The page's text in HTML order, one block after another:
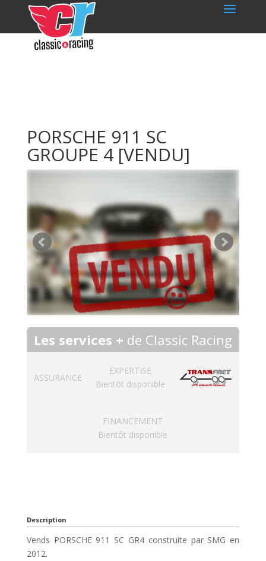
PORSCHE 911 SC
GROUPE 4 [VENDU]
Les services + de Classic Racing
ASSURANCE
EXPERTISE
Bientôt disponible
FINANCEMENT
Bientôt disponible
Description
Vends PORSCHE 911 SC GR4 construite par SMG en
2012.